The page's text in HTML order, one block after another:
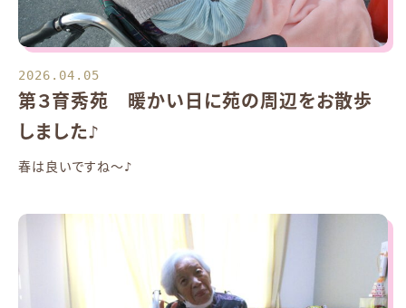
2026.04.05
第３育秀苑 暖かい日に苑の周辺をお散歩
しました♪
春は良いですね～♪